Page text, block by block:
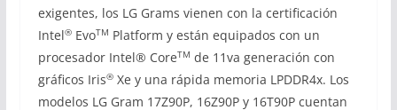
exigentes, los LG Grams vienen con la certificación
Intel®EvoTM Platform y están equipados con un
procesador Intel® CoreTM de 11va generación con
gráficos Iris®Xe y una rápida memoria LPDDR4x. Los
modelos LG Gram 17Z90P, 16Z90P y 16T90P cuentan